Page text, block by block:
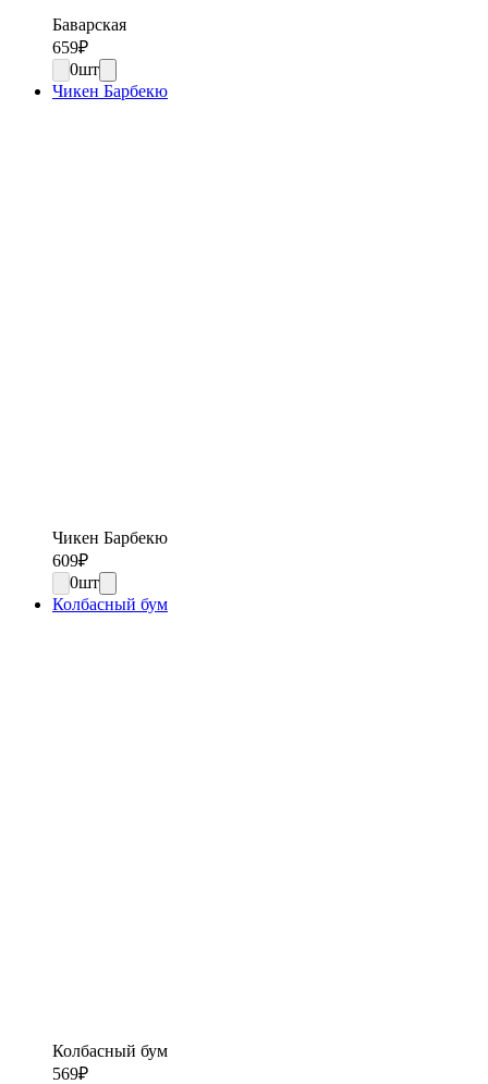
Баварская
659₽
0шт
Чикен Барбекю
Чикен Барбекю
609₽
0шт
Колбасный бум
Колбасный бум
569₽